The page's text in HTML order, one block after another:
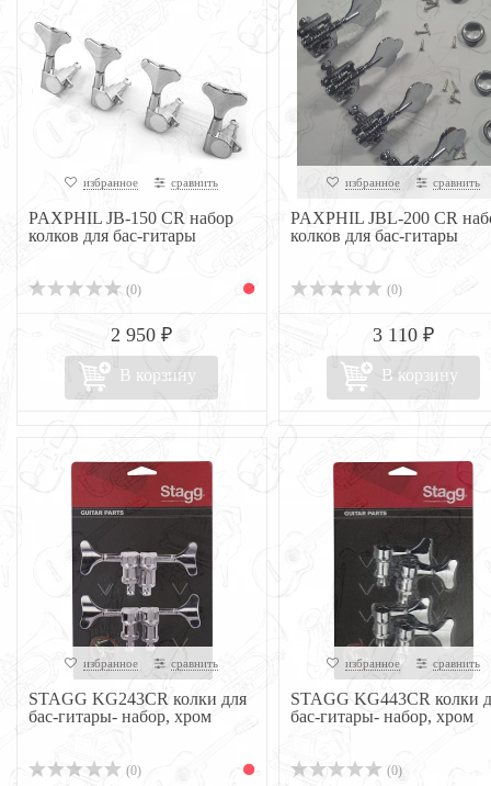
избранное сравнить
PAXPHIL JB-150 CR набор
колков для бас-гитары
(0)
2 950 ₽
В корзину
избранное сравнить
PAXPHIL JBL-200 CR
колков для бас-гитары
(0)
3 110 ₽
В корзину
избранное сравнить
STAGG KG243CR колки для
бас-гитары- набор, хром
(0)
избранное сравнить
STAGG KG443CR колки
бас-гитары- набор, хром
(0)